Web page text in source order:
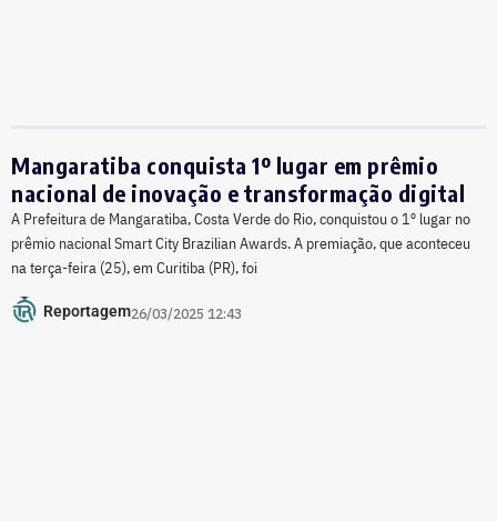
Mangaratiba conquista 1º lugar em prêmio
nacional de inovação e transformação digital
A Prefeitura de Mangaratiba, Costa Verde do Rio, conquistou o 1º lugar no
prêmio nacional Smart City Brazilian Awards. A premiação, que aconteceu
na terça-feira (25), em Curitiba (PR), foi
Reportagem26/03/2025 12:43